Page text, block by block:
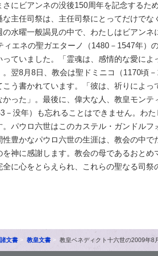
さにビアンネの没後150周年を記念するた
な主任司祭は、主任司祭にとってだけで
の水曜一般謁見の中で、わたしはビアン
ィエネの聖ガエターノ（1480－1547年）
っていました。「霊魂は、感情的な愛に
。翌8月8日、教会は聖ドミニコ（1170頃
こう書かれています。「彼は、祈りによ
かった」。最後に、偉大な人、教皇モン
－没年）も忘れることはできません。わ
。パウロ六世はこのカステル・ガンドル
性豊かなパウロ六世の生涯は、教会の中
を神に感謝します。教会の母であるおと
全に心をとらえられ、これらの聖なる司祭
諸文書 教皇文書 教皇ベネディクト十六世の2009年